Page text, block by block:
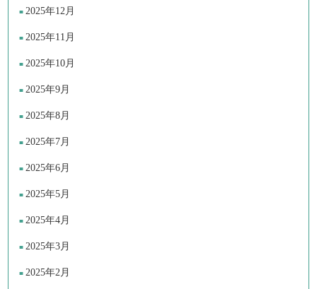
2025年12月
2025年11月
2025年10月
2025年9月
2025年8月
2025年7月
2025年6月
2025年5月
2025年4月
2025年3月
2025年2月